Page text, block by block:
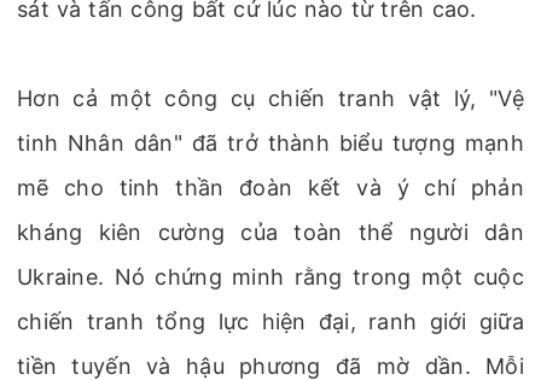
sát và tấn công bất cứ lúc nào từ trên cao.
Hơn cả một công cụ chiến tranh vật lý, "Vệ
tinh Nhân dân" đã trở thành biểu tượng mạnh
mẽ cho tinh thần đoàn kết và ý chí phản
kháng kiên cường của toàn thể người dân
Ukraine. Nó chứng minh rằng trong một cuộc
chiến tranh tổng lực hiện đại, ranh giới giữa
tiền tuyến và hậu phương đã mờ dần. Mỗi